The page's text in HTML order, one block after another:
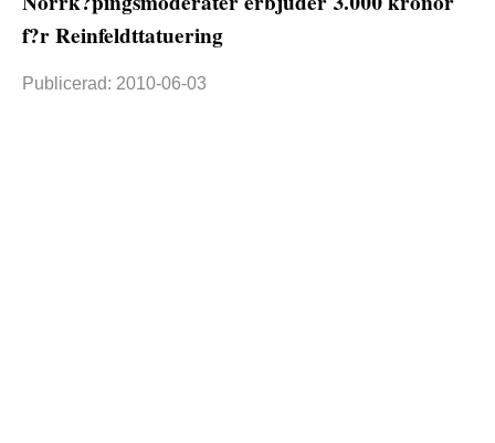
f?r Reinfeldttatuering
Publicerad: 2010-06-03